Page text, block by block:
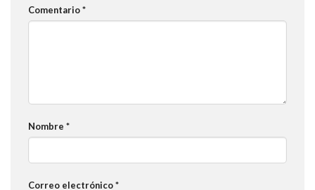
Comentario*
Nombre *
Correo electrónico*